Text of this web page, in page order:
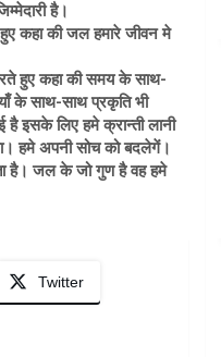
है।
कहा की जल हमारे जीवन मे
हुए कहा की समय के साथ-
के साथ-साथ प्रकृति भी
है इसके लिए हमे क्रान्ती लानी
हमे अपनी सोच को बदलेगें।
है। जल के जो गुण है वह हमे
Twitter